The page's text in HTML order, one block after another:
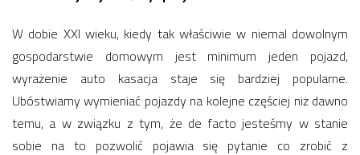
W dobie XXI wieku, kiedy tak właściwie w niemal dowolnym
gospodarstwie domowym jest minimum jeden pojazd,
wyrażenie auto kasacja staje się bardziej popularne.
Ubóstwiamy wymieniać pojazdy na kolejne częściej niż dawno
temu, a w związku z tym, że de facto jesteśmy w stanie
sobie na to pozwolić pojawia się pytanie co zrobić z